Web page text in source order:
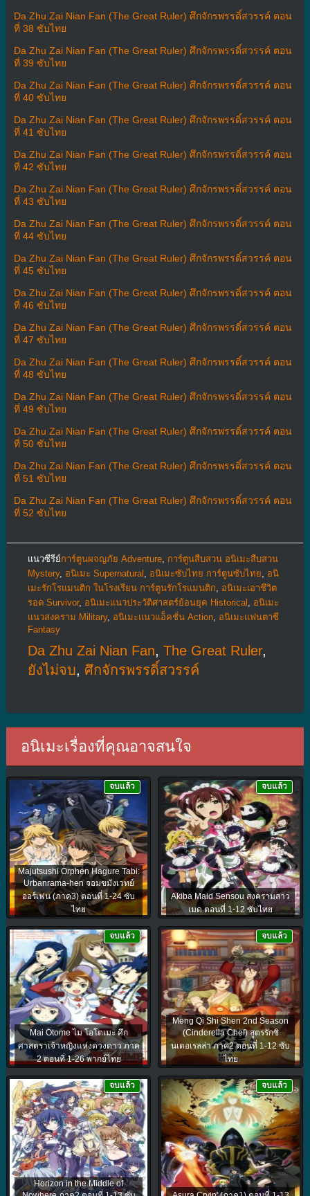
Da Zhu Zai Nian Fan (The Great Ruler) ศึกจักรพรรดิ์สวรรค์ ตอน
ที่ 38 ซับไทย
Da Zhu Zai Nian Fan (The Great Ruler) ศึกจักรพรรดิ์สวรรค์ ตอน
ที่ 39 ซับไทย
Da Zhu Zai Nian Fan (The Great Ruler) ศึกจักรพรรดิ์สวรรค์ ตอน
ที่ 40 ซับไทย
Da Zhu Zai Nian Fan (The Great Ruler) ศึกจักรพรรดิ์สวรรค์ ตอน
ที่ 41 ซับไทย
Da Zhu Zai Nian Fan (The Great Ruler) ศึกจักรพรรดิ์สวรรค์ ตอน
ที่ 42 ซับไทย
Da Zhu Zai Nian Fan (The Great Ruler) ศึกจักรพรรดิ์สวรรค์ ตอน
ที่ 43 ซับไทย
Da Zhu Zai Nian Fan (The Great Ruler) ศึกจักรพรรดิ์สวรรค์ ตอน
ที่ 44 ซับไทย
Da Zhu Zai Nian Fan (The Great Ruler) ศึกจักรพรรดิ์สวรรค์ ตอน
ที่ 45 ซับไทย
Da Zhu Zai Nian Fan (The Great Ruler) ศึกจักรพรรดิ์สวรรค์ ตอน
ที่ 46 ซับไทย
Da Zhu Zai Nian Fan (The Great Ruler) ศึกจักรพรรดิ์สวรรค์ ตอน
ที่ 47 ซับไทย
Da Zhu Zai Nian Fan (The Great Ruler) ศึกจักรพรรดิ์สวรรค์ ตอน
ที่ 48 ซับไทย
Da Zhu Zai Nian Fan (The Great Ruler) ศึกจักรพรรดิ์สวรรค์ ตอน
ที่ 49 ซับไทย
Da Zhu Zai Nian Fan (The Great Ruler) ศึกจักรพรรดิ์สวรรค์ ตอน
ที่ 50 ซับไทย
Da Zhu Zai Nian Fan (The Great Ruler) ศึกจักรพรรดิ์สวรรค์ ตอน
ที่ 51 ซับไทย
Da Zhu Zai Nian Fan (The Great Ruler) ศึกจักรพรรดิ์สวรรค์ ตอน
ที่ 52 ซับไทย
แนวซีรีย์การ์ตูนผจญภัย Adventure, การ์ตูนสืบสวน อนิเมะสืบสวน
Mystery, อนิเมะ Supernatural อนิเมะซับไทย การ์ตูนซับไทย
อนิ
เมะรักโรแมนติก ในโรงเรียน การ์ตูนรักโรแมนติก
อนิเมะเอาชีวิต
รอด Survivor, อนิเมะแนวประวัติศาสตร์ย้อนยุค Historical
อนิเมะ
แนวสงคราม Military, อนิเมะแนวแอ็คชั่น Action, อนิเมะแฟนตาซี
Fantasy
Da Zhu Zai Nian Fan, The Great Ruler,
ยังไม่จบ, ศึกจักรพรรดิ์สวรรค์
อนิเมะเรื่องที่คุณอาจสนใจ
Majutsushi Orphen Hagure Tabi:
Urbanrama-hen จอมขมังเวทย์
ออร์เฟน (ภาค3) ตอนที่ 1-24 ซับ
ไทย
จบแล้ว
Akiba Maid Sensou สงครามสาว
เมด ตอนที่ 1-12 ซับไทย
จบแล้ว
Mai Otome ไม โอโตเมะ ศึก
ศาสตราเจ้าหญิงแห่งดวงดาว ภาค
2 ตอนที่ 1-26 พากย์ไทย
จบแล้ว
Meng Qi Shi Shen 2nd Season
(Cinderella Chef) สูตรรักซิ
นเดอเรลล่า ภาค2 ตอนที่ 1-12 ซับ
ไทย
จบแล้ว
Horizon in the Middle of
จบแล้ว จบแล้ว